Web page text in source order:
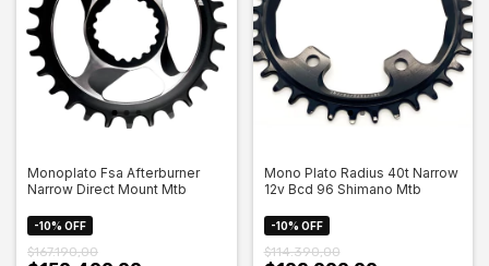
Monoplato Fsa Afterburner
Narrow Direct Mount Mtb
-10% OFF
$167.190,00
Mono Plato Radius 40t Narrow
12v Bcd 96 Shimano Mtb
-10% OFF
$114.390,00